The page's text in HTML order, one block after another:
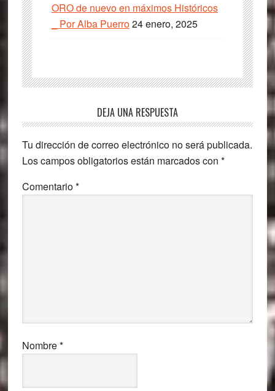
ORO de nuevo en máximos Históricos
_ Por Alba Puerro24 enero, 2025
Interacciones
con
los
lectores
DEJA UNA RESPUESTA
Tu dirección de correo electrónico no será publicada.
Los campos obligatorios están marcados con *
Comentario*
Nombre*